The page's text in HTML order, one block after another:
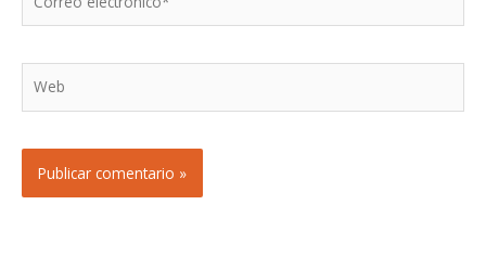
electrónico*